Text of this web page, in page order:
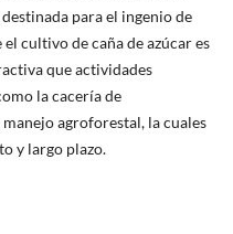
para el ingenio de
cultivo de caña de azúcar es
que actividades
la cacería de
agroforestal, la cuales
y largo plazo.